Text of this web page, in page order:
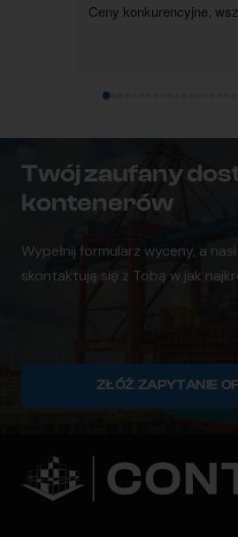
Ceny konkurencyjne,
Twój zaufany
kontenerów
Wypełnij formularz wyceny, a
skontaktują się z Tobą w jak
ZŁÓŻ ZAPYTANIE